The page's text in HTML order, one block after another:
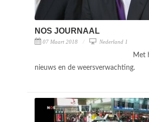
NOS JOURNAAL
07 Maart 2018 Nederland 1
Met
nieuws en de weersverwachting.